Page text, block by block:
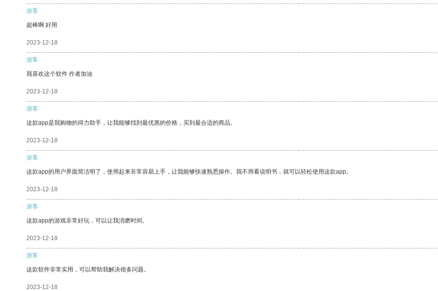
游客
超棒啊 好用
2023-12-18
游客
我喜欢这个软件 作者加油
2023-12-18
游客
这款app是我购物的得力助手，让我能够找到最优惠的价格，买到最合适的商品。
2023-12-18
游客
这款app的用户界面简洁明了，使用起来非常容易上手，让我能够快速熟悉操作。我不用看说明书，就可以轻松使用这款app。
2023-12-18
游客
这款app的游戏非常好玩，可以让我消磨时间。
2023-12-18
游客
这款软件非常实用，可以帮助我解决很多问题。
2023-12-18